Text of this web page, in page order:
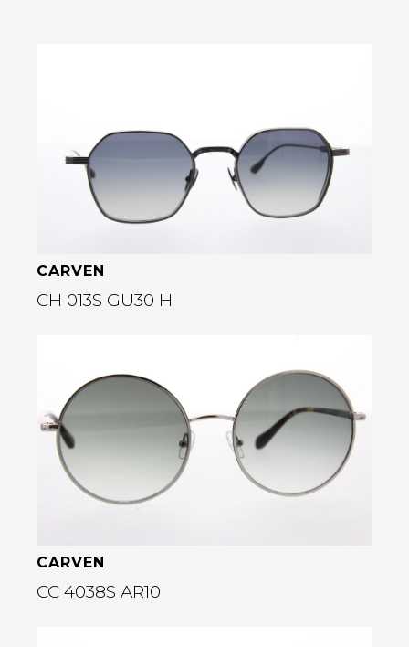
CARVEN
CH 013S GU30 H
Bekijk deze bril
CARVEN
CC 4038S AR10